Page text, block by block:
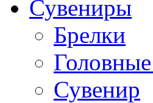
Сувениры
Брелки
Сувенир